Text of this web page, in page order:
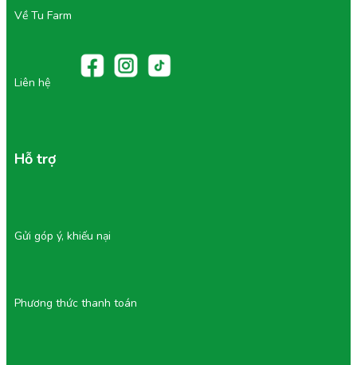
Về Tu Farm
Liên hệ
Hỗ trợ
Phương thức thanh toán
Gửi góp ý, khiếu nại